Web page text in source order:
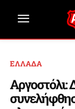
ΕΛΛΑΔΑ
Αργοστόλι: